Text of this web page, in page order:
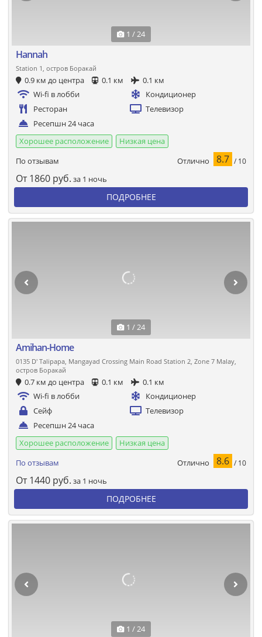
1 / 24
Hannah
Station 1, остров Боракай
0.9 км до центра 0.1 км
0.1 км
Wi-fi в лобби
Кондиционер
Ресторан
Телевизор
Ресепшн 24 часа
Хорошее расположение
Низкая цена
По отзывам
Отлично 8.7 / 10
От 1860 руб. за 1 ночь
ПОДРОБНЕЕ
1 / 24
Amihan-Home
0135 D' Talipapa, Mangayad Crossing Main Road Station 2, Zone 7 Malay,
остров Боракай
0.7 км до центра 0.1 км
0.1 км
Wi-fi в лобби
Кондиционер
Сейф
Телевизор
Ресепшн 24 часа
Хорошее расположение
Низкая цена
По отзывам
Отлично 8.6 / 10
От 1440 руб. за 1 ночь
ПОДРОБНЕЕ
1 / 24